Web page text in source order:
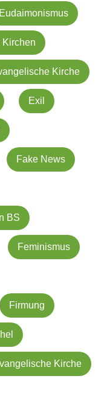
Eudaimonismus
Kirchen
Kirche
Exil
Fake News
BS
Feminismus
Firmung
Kirche